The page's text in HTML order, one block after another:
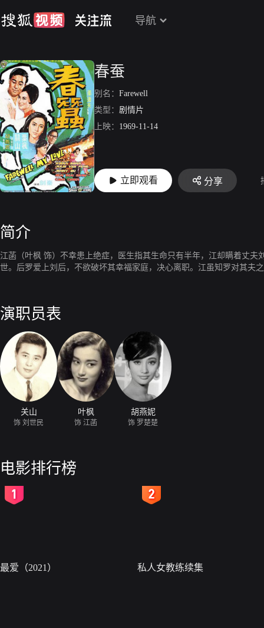
导航
春蚕
别名： Farewell
类型： 剧情片
上映： 1969-11-14
立即观看 分享
简介
江菡（叶枫 饰）不幸患上绝症，医生指其生命只有半年，江却瞒着丈
世。后罗爱上刘后，不欲破坏其幸福家庭，决心离职。江虽知罗对其夫
演职员表
关山
饰 刘世民
叶枫
饰 江菡
胡燕妮
饰 罗楚楚
电影排行榜
最爱（2021） 私人女教练续集